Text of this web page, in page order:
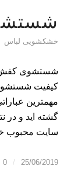
خشکشویی لباس
شستشوی کفش
کیفیت
مهمترین
گشته اید و
سایت محبوب
25/06/2019
/ 0 دیدگاه